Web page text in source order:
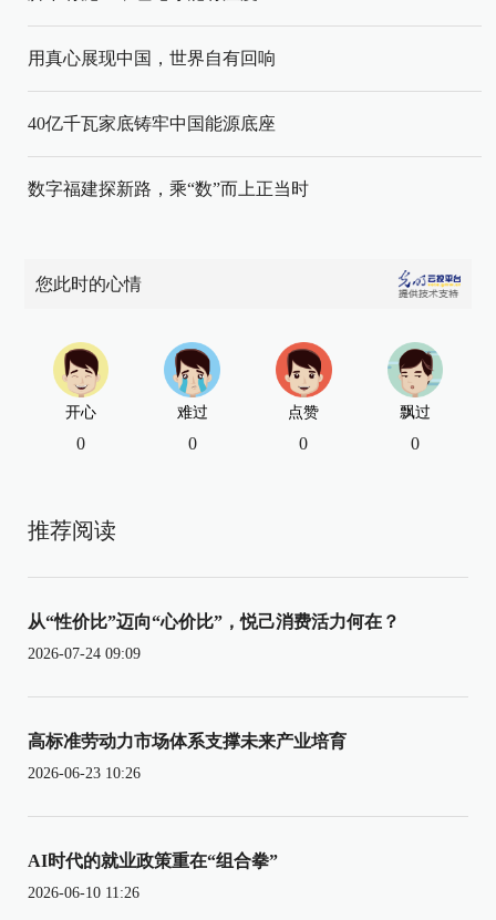
用真心展现中国，世界自有回响
40亿千瓦家底铸牢中国能源底座
数字福建探新路，乘“数”而上正当时
您此时的心情
开心
0
难过
0
点赞
0
飘过
0
推荐阅读
从“性价比”迈向“心价比”，悦己消费活力何在？
2026-07-24 09:09
高标准劳动力市场体系支撑未来产业培育
2026-06-23 10:26
AI时代的就业政策重在“组合拳”
2026-06-10 11:26